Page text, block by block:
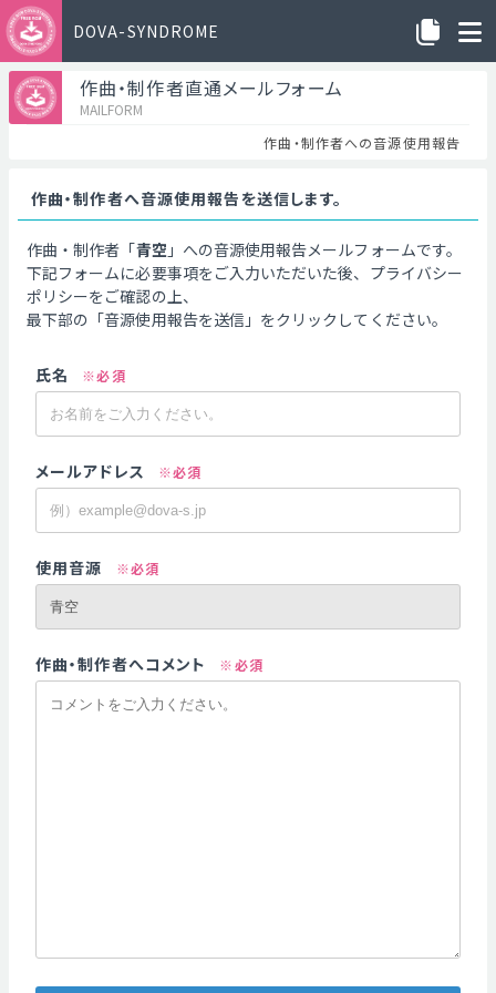
DOVA-SYNDROME
作曲・制作者直通メールフォーム
MAILFORM
作曲・制作者への音源使用報告
作曲・制作者へ音源使用報告を送信します。
作曲・制作者「青空」への音源使用報告メールフォームです。
下記フォームに必要事項をご入力いただいた後、プライバシー
ポリシーをご確認の上、
最下部の「音源使用報告を送信」をクリックしてください。
氏名 ※必須
メールアドレス ※必須
使用音源 ※必須
作曲・制作者へコメント ※必須